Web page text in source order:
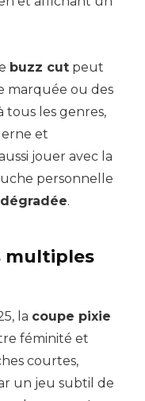
buzz cut peut
marquée ou des
tous les genres,
et
jouer avec la
personnelle
.
multiples
la coupe pixie
féminité et
courtes,
un jeu subtil de